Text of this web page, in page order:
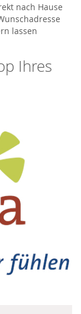
nach Hause
lassen
Ihres